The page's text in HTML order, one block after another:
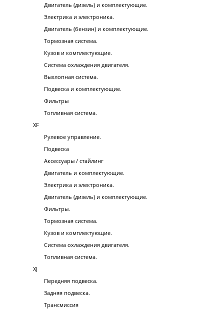
Двигатель (дизель) и комплектующие.
Электрика и электроника.
Двигатель (бензин) и комплектующие.
Тормозная система.
Кузов и комплектующие.
Система охлаждения двигателя.
Выхлопная система.
Подвеска и комплектующие.
Фильтры
Топливная система.
XF
Рулевое управление.
Подвеска
Аксессуары / стайлинг
Двигатель и комплектующие.
Электрика и электроника.
Двигатель (дизель) и комплектующие.
Фильтры.
Тормозная система.
Кузов и комплектующие.
Система охлаждения двигателя.
Топливная система.
XJ
Передняя подвеска.
Задняя подвеска.
Трансмиссия